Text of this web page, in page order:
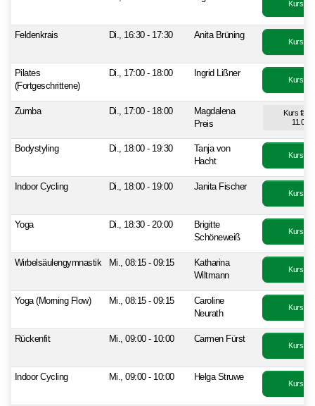
Kurs
Feldenkrais Di., 16:30 - 17:30 Anita Brüning
Kurs
Pilates
(Fortgeschrittene)
Di., 17:00 - 18:00 Ingrid Lißner
Kurs
Zumba Di., 17:00 - 18:00
Magdalena
Preis
Kurs fällt
Bodystyling Di., 18:00 - 19:30
Tanja von
Hacht
Kurs
Indoor Cycling Di., 18:00 - 19:00 Janita Fischer
Kurs
Yoga Di., 18:30 - 20:00
Brigitte
Schöneweiß
Kurs
Wirbelsäulengymnastik Mi., 08:15 - 09:15
Katharina
Wiltmann
Kurs
Yoga (Morning Flow) Mi., 08:15 - 09:15
Caroline
Neurath
Kurs
Rückenfit Mi., 09:00 - 10:00 Carmen Fürst
Kurs
Indoor Cycling Mi., 09:00 - 10:00 Helga Struwe
Kurs